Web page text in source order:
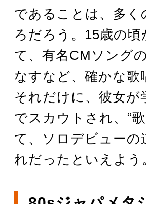
であることは、多
ろだろう。15歳の
て、有名CMソング
なすなど、確かな
それだけに、彼女
でスカウトされ、“
て、ソロデビュー
れだったといえよう